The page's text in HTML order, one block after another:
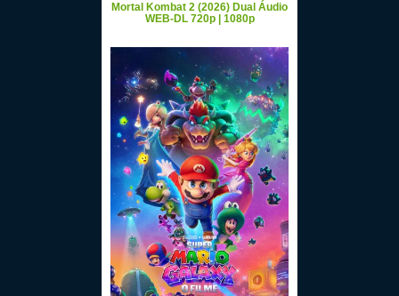
Mortal Kombat 2 (2026) Dual Áudio
WEB-DL 720p | 1080p